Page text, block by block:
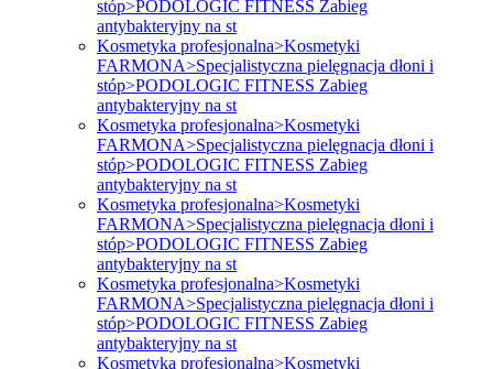
stóp>PODOLOGIC FITNESS Zabieg
antybakteryjny na st
Kosmetyka profesjonalna>Kosmetyki
FARMONA>Specjalistyczna pielęgnacja dłoni i
stóp>PODOLOGIC FITNESS Zabieg
antybakteryjny na st
Kosmetyka profesjonalna>Kosmetyki
FARMONA>Specjalistyczna pielęgnacja dłoni i
stóp>PODOLOGIC FITNESS Zabieg
antybakteryjny na st
Kosmetyka profesjonalna>Kosmetyki
FARMONA>Specjalistyczna pielęgnacja dłoni i
stóp>PODOLOGIC FITNESS Zabieg
antybakteryjny na st
Kosmetyka profesjonalna>Kosmetyki
FARMONA>Specjalistyczna pielęgnacja dłoni i
stóp>PODOLOGIC FITNESS Zabieg
antybakteryjny na st
Kosmetyka profesjonalna>Kosmetyki